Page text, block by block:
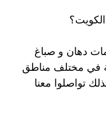
دهان و صباغ
في مختلف مناطق
تواصلوا معنا